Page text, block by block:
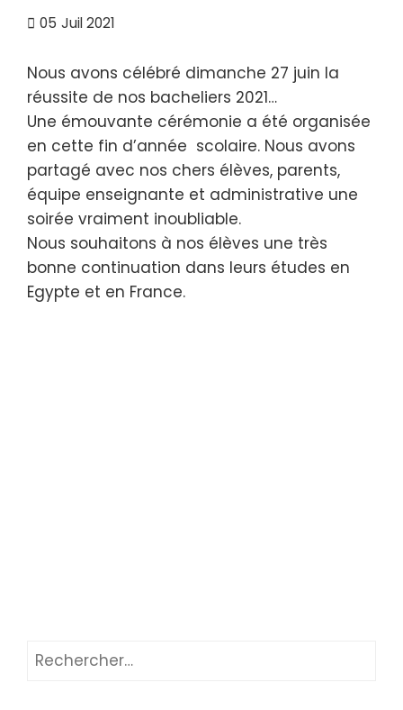
05 Juil 2021
Nous avons célébré dimanche 27 juin la
réussite de nos bacheliers 2021…
Une émouvante cérémonie a été organisée
en cette fin d’année scolaire. Nous avons
partagé avec nos chers élèves, parents,
équipe enseignante et administrative une
soirée vraiment inoubliable.
Nous souhaitons à nos élèves une très
bonne continuation dans leurs études en
Egypte et en France.